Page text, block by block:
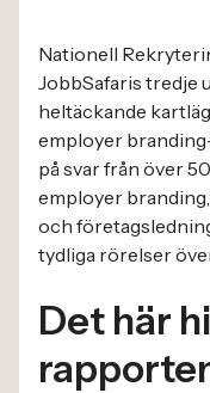
Nationell
JobbSafaris tredje
heltäckande
employer
på svar från över
employer
och
tydliga rörelser
Det här